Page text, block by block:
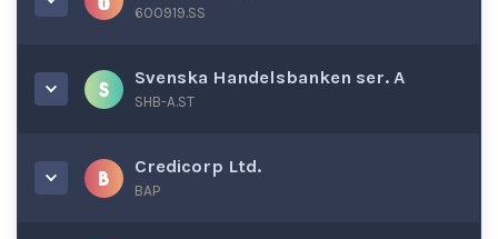
600919.SS
Svenska Handelsbanken ser. A
SHB-A.ST
Credicorp Ltd.
BAP